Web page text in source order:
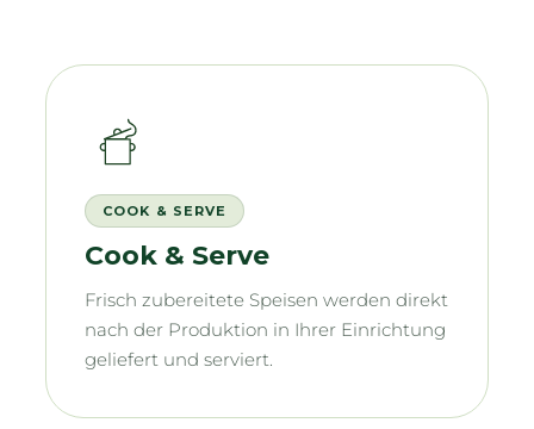
COOK & SERVE
Cook & Serve
Frisch zubereitete Speisen werden direkt
nach der Produktion in Ihrer Einrichtung
geliefert und serviert.